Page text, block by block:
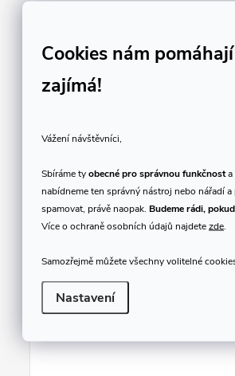
Cookies nám
zajímá!
Vážení návštěvníci,
Sbíráme tyobecné pro správnou funkčnosta
nabídneme ten správný nástroj nebo nářadí
spamovat, právě naopak. Budeme rádi,
Více o ochraně osobních údajů najdetezde.
Samozřejmě můžete všechny volitelné
Nastavení
Výškové nastavení: 0